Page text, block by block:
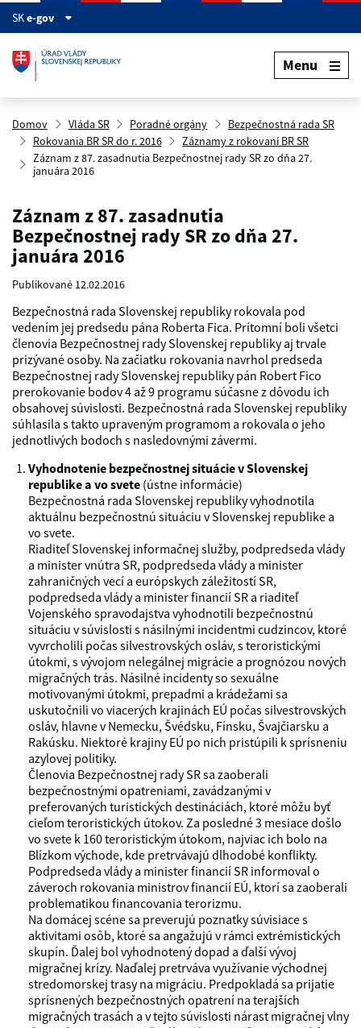
Preskočiť na hlavný obsah
SKe-gov
Menu
Domov Vláda SR Poradné orgány
Bezpečnostná rada SR
Rokovania BR SR do r. 2016
Záznamy z rokovaní BR SR
Záznam z 87. zasadnutia Bezpečnostnej rady SR zo dňa 27.
januára 2016
Záznam z 87. zasadnutia
Bezpečnostnej rady SR zo dňa 27.
januára 2016
Publikované 12.02.2016
Bezpečnostná rada Slovenskej republiky rokovala pod
vedením jej predsedu pána Roberta Fica. Prítomní boli všetci
členovia Bezpečnostnej rady Slovenskej republiky aj trvale
prizývané osoby. Na začiatku rokovania navrhol predseda
Bezpečnostnej rady Slovenskej republiky pán Robert Fico
prerokovanie bodov 4 až 9 programu súčasne z dôvodu ich
obsahovej súvislosti. Bezpečnostná rada Slovenskej republiky
súhlasila s takto upraveným programom a rokovala o jeho
jednotlivých bodoch s nasledovnými závermi.
Vyhodnotenie bezpečnostnej situácie v Slovenskej
republike a vo svete (ústne informácie)
Bezpečnostná rada Slovenskej republiky vyhodnotila
aktuálnu bezpečnostnú situáciu v Slovenskej republike a
vo svete.
Riaditeľ Slovenskej informačnej služby, podpredseda vlády
a minister vnútra SR, podpredseda vlády a minister
zahraničných vecí a európskych záležitostí SR,
podpredseda vlády a minister financií SR a riaditeľ
Vojenského spravodajstva vyhodnotili bezpečnostnú
situáciu v súvislosti s násilnými incidentmi cudzincov, ktoré
vyvrcholili počas silvestrovských osláv, s teroristickými
útokmi, s vývojom nelegálnej migrácie a prognózou nových
migračných trás. Násilné incidenty so sexuálne
motivovanými útokmi, prepadmi a krádežami sa
uskutočnili vo viacerých krajinách EÚ počas silvestrovských
osláv, hlavne v Nemecku, Švédsku, Fínsku, Švajčiarsku a
Rakúsku. Niektoré krajiny EÚ po nich pristúpili k sprísneniu
azylovej politiky.
Členovia Bezpečnostnej rady SR sa zaoberali
bezpečnostnými opatreniami, zavádzanými v
preferovaných turistických destináciách, ktoré môžu byť
cieľom teroristických útokov. Za posledné 3 mesiace došlo
vo svete k 160 teroristickým útokom, najviac ich bolo na
Blízkom východe, kde pretrvávajú dlhodobé konflikty.
Podpredseda vlády a minister financií SR informoval o
záveroch rokovania ministrov financií EÚ, ktorí sa zaoberali
problematikou financovania terorizmu.
Na domácej scéne sa preverujú poznatky súvisiace s
aktivitami osôb, ktoré sa angažujú v rámci extrémistických
skupín. Ďalej bol vyhodnotený dopad a ďalší vývoj
migračnej krízy. Naďalej pretrváva využívanie východnej
stredomorskej trasy na migráciu. Predpokladá sa prijatie
sprísnených bezpečnostných opatrení na terajších
migračných trasách a v tejto súvislosti nárast migračnej vlny